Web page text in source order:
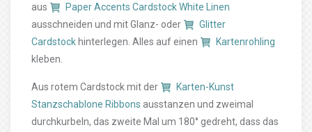
aus
Paper Accents Cardstock White Linen
ausschneiden und mit Glanz- oder
Glitter
Cardstock hinterlegen. Alles auf einen
Kartenrohling
kleben.
Aus rotem Cardstock mit der
Karten-Kunst
Stanzschablone Ribbons ausstanzen und zweimal
durchkurbeln, das zweite Mal um 180° gedreht, dass das